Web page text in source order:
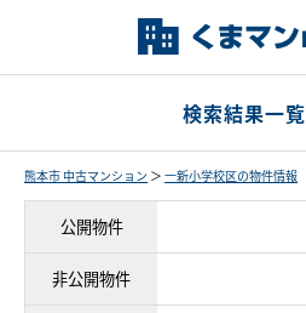
検索結果一覧
熊本市 中古マンション ＞ 一新小学校区の物件情報
公開物件
非公開物件